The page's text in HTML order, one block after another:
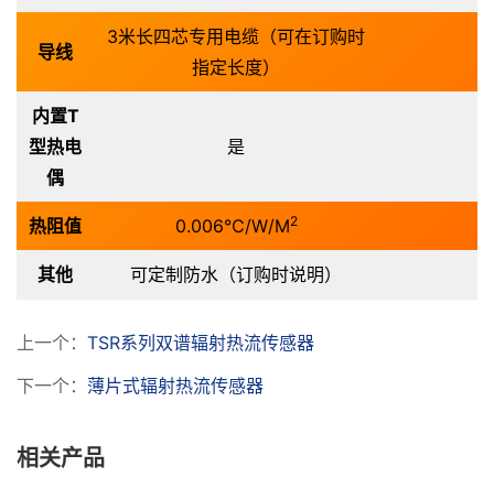
导线
3米长四芯专用电缆（可在订购时
指定长度）
内置T
型热电
偶
是
热阻值 0.006℃/W/M2
其他 可定制防水（订购时说明）
上一个： TSR系列双谱辐射热流传感器
下一个： 薄片式辐射热流传感器
相关产品